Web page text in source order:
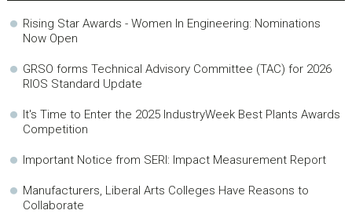
Rising Star Awards - Women In Engineering: Nominations
Now Open
GRSO forms Technical Advisory Committee (TAC) for 2026
RIOS Standard Update
It's Time to Enter the 2025 IndustryWeek Best Plants Awards
Competition
Important Notice from SERI: Impact Measurement Report
Manufacturers, Liberal Arts Colleges Have Reasons to
Collaborate